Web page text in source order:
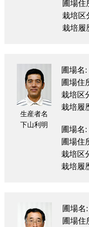
圃場住
栽培区
栽培履
生産者名
下山利明
圃場名
圃場住
栽培区
栽培履
圃場名
圃場住
栽培区
栽培履
圃場名
圃場住